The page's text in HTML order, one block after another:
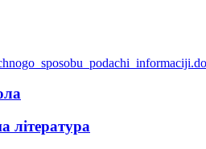
література